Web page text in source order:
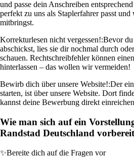
und passe dein Anschreiben
perfekt zu uns als Staplerfahrer passt
mitbringst.
Korrekturlesen nicht vergessen!:Bevor
abschickst, lies sie dir nochmal durch
schauen. Rechtschreibfehler können
hinterlassen – das wollen wir vermeiden!
Bewirb dich über unsere Website!:Der
starten, ist über unsere Website. Dort
kannst deine Bewerbung direkt
Wie man sich auf ein
Randstad Deutschland
✨Bereite dich auf die Fragen vor